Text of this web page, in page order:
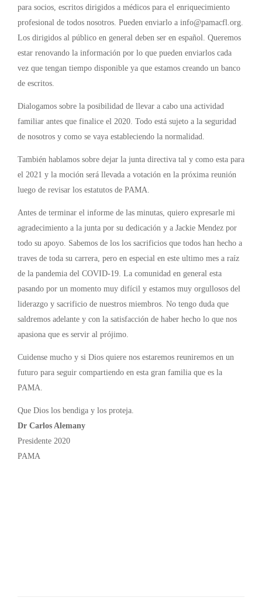
para socios, escritos dirigidos a médicos para el enriquecimiento
profesional de todos nosotros. Pueden enviarlo a info@pamacfl.org.
Los dirigidos al público en general deben ser en español. Queremos
estar renovando la información por lo que pueden enviarlos cada
vez que tengan tiempo disponible ya que estamos creando un banco
de escritos.
Dialogamos sobre la posibilidad de llevar a cabo una actividad
familiar antes que finalice el 2020. Todo está sujeto a la seguridad
de nosotros y como se vaya estableciendo la normalidad.
También hablamos sobre dejar la junta directiva tal y como esta para
el 2021 y la moción será llevada a votación en la próxima reunión
luego de revisar los estatutos de PAMA.
Antes de terminar el informe de las minutas, quiero expresarle mi
agradecimiento a la junta por su dedicación y a Jackie Mendez por
todo su apoyo. Sabemos de los los sacrificios que todos han hecho a
traves de toda su carrera, pero en especial en este ultimo mes a raíz
de la pandemia del COVID-19. La comunidad en general esta
pasando por un momento muy difícil y estamos muy orgullosos del
liderazgo y sacrificio de nuestros miembros. No tengo duda que
saldremos adelante y con la satisfacción de haber hecho lo que nos
apasiona que es servir al prójimo.
Cuidense mucho y si Dios quiere nos estaremos reuniremos en un
futuro para seguir compartiendo en esta gran familia que es la
PAMA.
Que Dios los bendiga y los proteja.
Dr Carlos Alemany
Presidente 2020
PAMA